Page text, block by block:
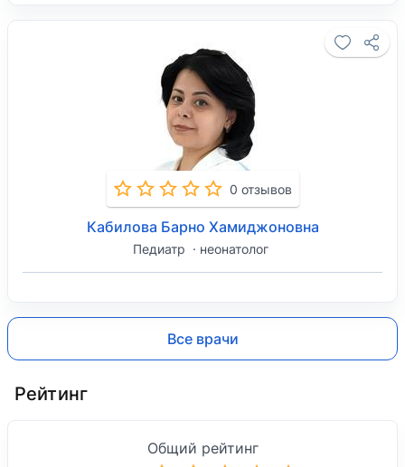
0 отзывов
Кабилова Барно Хамиджоновна
Педиатр неонатолог
Все врачи
Рейтинг
Общий рейтинг